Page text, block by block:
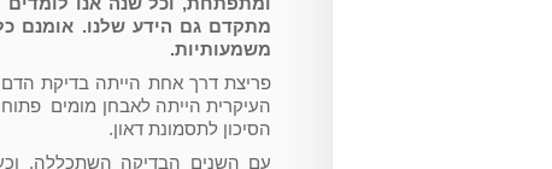
מתקדם גם הידע שלנו. אומנם
משמעותיות.
העיקרית הייתה לאבחן מומים
הסיכון לתסמונת דאון.
עם השנים הבדיקה השתכללה,